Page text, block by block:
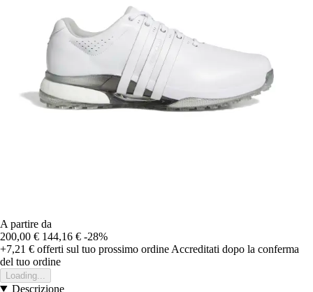
A partire da
200,00 € 144,16 € -28%
+7,21 € offerti sul tuo prossimo ordine Accreditati dopo la conferma
del tuo ordine
Loading...
Descrizione